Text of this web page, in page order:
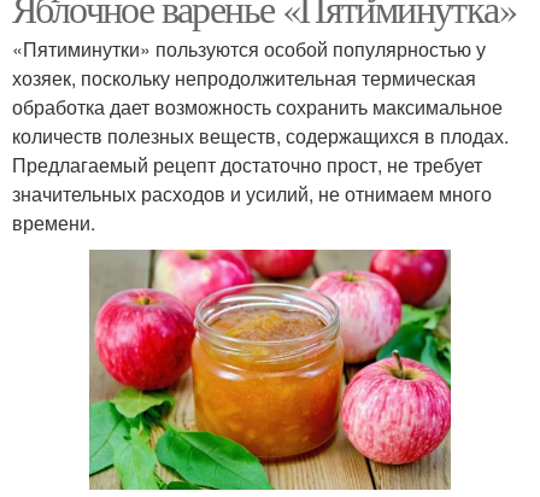
«Пятиминутки» пользуются особой популярностью у
хозяек, поскольку непродолжительная термическая
обработка дает возможность сохранить максимальное
количеств полезных веществ, содержащихся в плодах.
Предлагаемый рецепт достаточно прост, не требует
значительных расходов и усилий, не отнимаем много
времени.